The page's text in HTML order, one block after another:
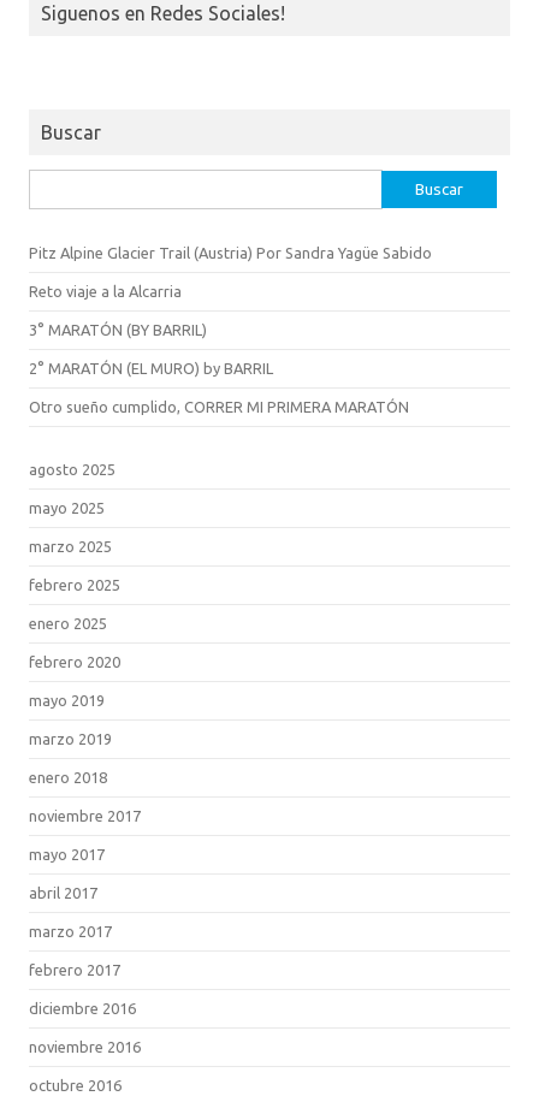
Siguenos en Redes Sociales!
Buscar
Pitz Alpine Glacier Trail (Austria) Por Sandra Yagüe Sabido
Reto viaje a la Alcarria
3° MARATÓN (BY BARRIL)
2° MARATÓN (EL MURO) by BARRIL
Otro sueño cumplido, CORRER MI PRIMERA MARATÓN
agosto 2025
mayo 2025
marzo 2025
febrero 2025
enero 2025
febrero 2020
mayo 2019
marzo 2019
enero 2018
noviembre 2017
mayo 2017
abril 2017
marzo 2017
febrero 2017
diciembre 2016
noviembre 2016
octubre 2016